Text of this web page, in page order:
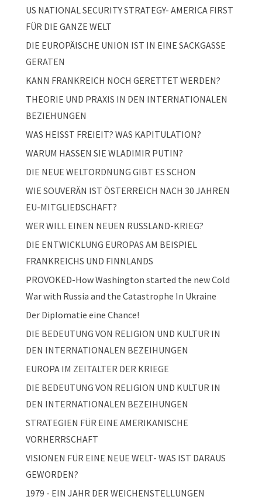
US NATIONAL SECURITY STRATEGY- AMERICA FIRST
FÜR DIE GANZE WELT
DIE EUROPÄISCHE UNION IST IN EINE SACKGASSE
GERATEN
KANN FRANKREICH NOCH GERETTET WERDEN?
THEORIE UND PRAXIS IN DEN INTERNATIONALEN
BEZIEHUNGEN
WAS HEISST FREIEIT? WAS KAPITULATION?
WARUM HASSEN SIE WLADIMIR PUTIN?
DIE NEUE WELTORDNUNG GIBT ES SCHON
WIE SOUVERÄN IST ÖSTERREICH NACH 30 JAHREN
EU-MITGLIEDSCHAFT?
WER WILL EINEN NEUEN RUSSLAND-KRIEG?
DIE ENTWICKLUNG EUROPAS AM BEISPIEL
FRANKREICHS UND FINNLANDS
PROVOKED-How Washington started the new Cold
War with Russia and the Catastrophe In Ukraine
Der Diplomatie eine Chance!
DIE BEDEUTUNG VON RELIGION UND KULTUR IN
DEN INTERNATIONALEN BEZEIHUNGEN
EUROPA IM ZEITALTER DER KRIEGE
DIE BEDEUTUNG VON RELIGION UND KULTUR IN
DEN INTERNATIONALEN BEZEIHUNGEN
STRATEGIEN FÜR EINE AMERIKANISCHE
VORHERRSCHAFT
VISIONEN FÜR EINE NEUE WELT- WAS IST DARAUS
GEWORDEN?
1979 - EIN JAHR DER WEICHENSTELLUNGEN